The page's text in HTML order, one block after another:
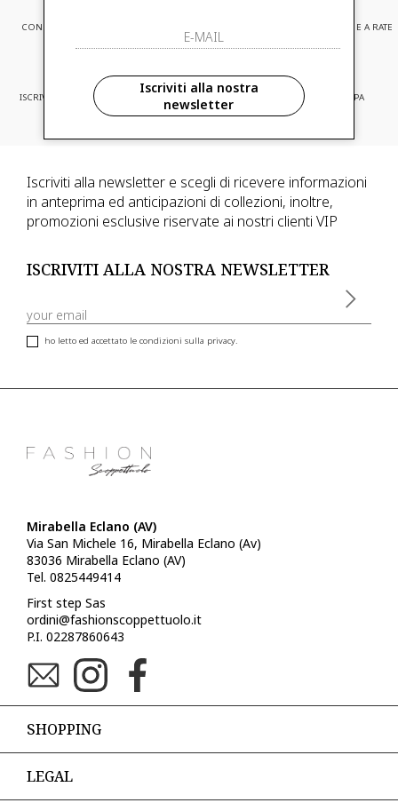
CONSEGNA EXPRESS PAGAMENTI SICURI E A RATE
ISCRIVITI ED ACCEDI A PROMOZIONI
RISERVATE
CONSEGNA IN TUTTA EUROPA
Iscriviti alla newsletter e scegli di ricevere informazioni
in anteprima ed anticipazioni di collezioni, inoltre,
promozioni esclusive riservate ai nostri clienti VIP
ISCRIVITI ALLA NOSTRA NEWSLETTER
ho letto ed accettato le condizioni sulla privacy.
Mirabella Eclano (AV)
Via San Michele 16, Mirabella Eclano (Av)
83036 Mirabella Eclano (AV)
Tel. 0825449414
First step Sas
ordini@fashionscoppettuolo.it
P.I. 02287860643
SHOPPING
LEGAL
Iscriviti alla nostra
newsletter